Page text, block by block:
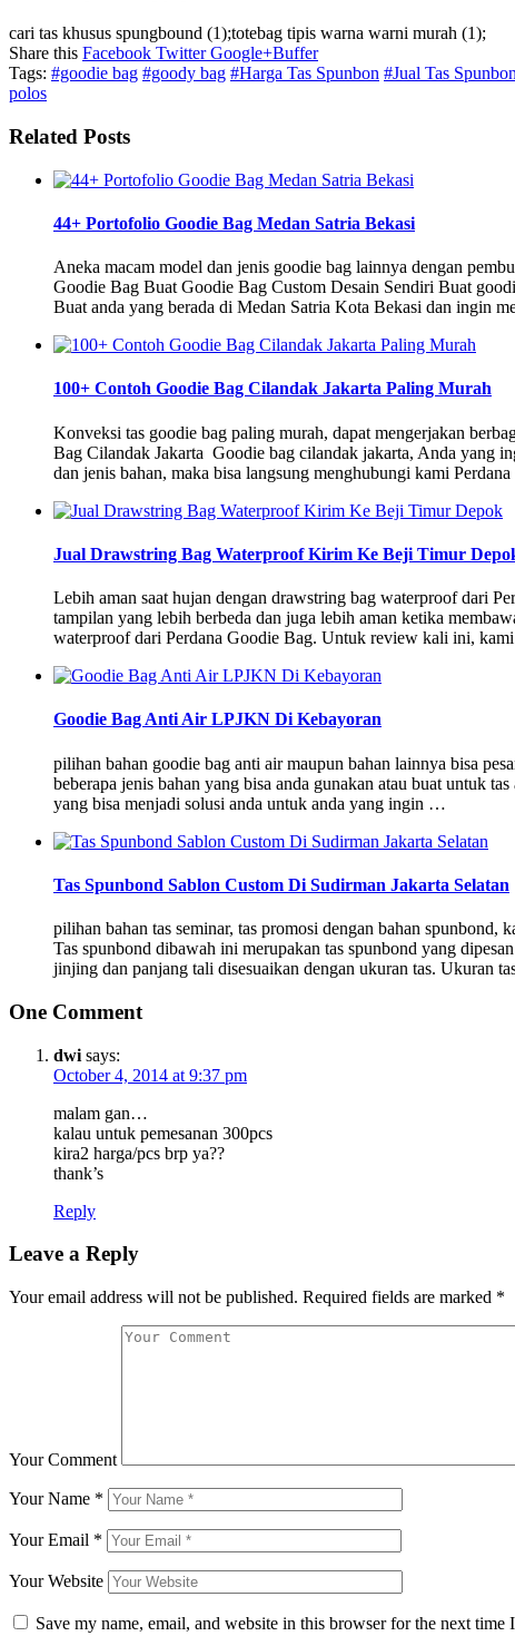
cari tas khusus spungbound (1);totebag tipis warna warni murah (1);
Share this Facebook TwitterGoogle+Buffer
Tags: #goodie bag #goody bag #Harga Tas Spunbon #Jual Tas
polos
Related Posts
44+ Portofolio Goodie Bag Medan Satria Bekasi
Aneka macam model dan jenis goodie bag lainnya dengan
Goodie Bag Buat Goodie Bag Custom Desain Sendiri Buat
Buat anda yang berada di Medan Satria Kota Bekasi dan ingin
100+ Contoh Goodie Bag Cilandak Jakarta Paling Murah
Konveksi tas goodie bag paling murah, dapat mengerjakan
Bag Cilandak Jakarta Goodie bag cilandak jakarta, Anda yang
dan jenis bahan, maka bisa langsung menghubungi kami
Jual Drawstring Bag Waterproof Kirim Ke Beji Timur
Lebih aman saat hujan dengan drawstring bag waterproof dari
tampilan yang lebih berbeda dan juga lebih aman ketika
waterproof dari Perdana Goodie Bag. Untuk review kali ini,
Goodie Bag Anti Air LPJKN Di Kebayoran
pilihan bahan goodie bag anti air maupun bahan lainnya bisa
beberapa jenis bahan yang bisa anda gunakan atau buat untuk
yang bisa menjadi solusi anda untuk anda yang ingin …
Tas Spunbond Sablon Custom Di Sudirman Jakarta Selatan
pilihan bahan tas seminar, tas promosi dengan bahan spunbond,
Tas spunbond dibawah ini merupakan tas spunbond yang
jinjing dan panjang tali disesuaikan dengan ukuran tas. Ukuran
One Comment
dwi says:
October 4, 2014 at 9:37 pm
malam gan…
kalau untuk pemesanan 300pcs
kira2 harga/pcs brp ya??
thank’s
Reply
Leave a Reply
Your email address will not be published. Required fields are marked *
Your Comment
Your Name *
Your Email *
Your Website
Save my name, email, and website in this browser for the next time